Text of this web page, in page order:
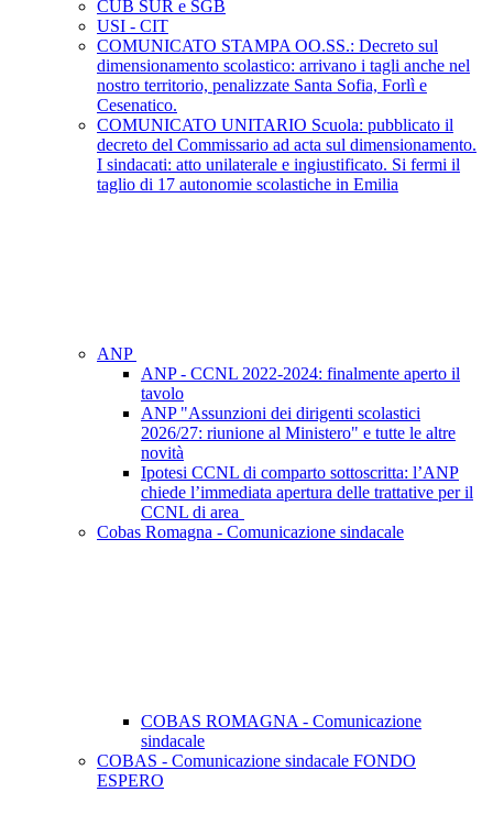
CUB SUR e SGB
USI - CIT
COMUNICATO STAMPA OO.SS.: Decreto sul
dimensionamento scolastico: arrivano i tagli anche nel
nostro territorio, penalizzate Santa Sofia, Forlì e
Cesenatico.
COMUNICATO UNITARIO Scuola: pubblicato il
decreto del Commissario ad acta sul dimensionamento.
I sindacati: atto unilaterale e ingiustificato. Si fermi il
taglio di 17 autonomie scolastiche in Emilia
ANP
ANP - CCNL 2022-2024: finalmente aperto il
tavolo
ANP "Assunzioni dei dirigenti scolastici
2026/27: riunione al Ministero" e tutte le altre
novità
Ipotesi CCNL di comparto sottoscritta: l’ANP
chiede l’immediata apertura delle trattative per il
CCNL di area
Cobas Romagna - Comunicazione sindacale
COBAS ROMAGNA - Comunicazione
sindacale
COBAS - Comunicazione sindacale FONDO
ESPERO